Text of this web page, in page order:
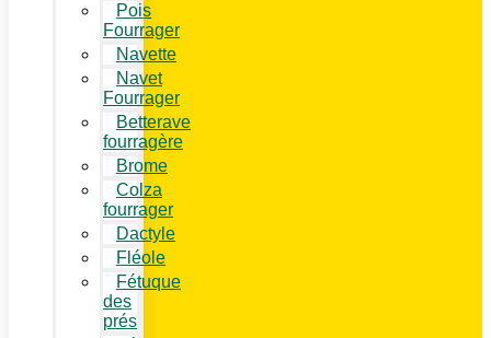
Pois
Fourrager
Navette
Navet
Fourrager
Betterave
fourragère
Brome
Colza
fourrager
Dactyle
Fléole
Fétuque
des
prés